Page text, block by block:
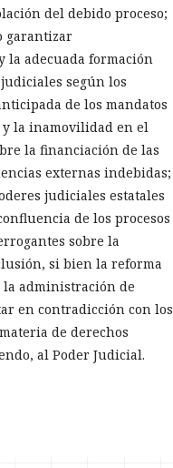
del debido proceso;
garantizar
la adecuada formación
según los
de los mandatos
y la inamovilidad en el
la financiación de las
externas indebidas;
judiciales estatales
de los procesos
sobre la
si bien la reforma
administración de
en contradicción con los
de derechos
al Poder Judicial.